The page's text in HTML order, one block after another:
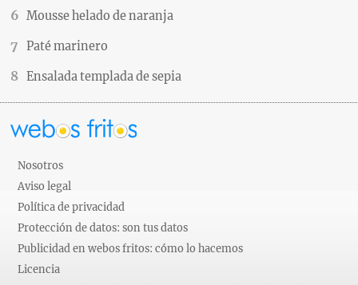
Mousse helado de naranja
Paté marinero
Ensalada templada de sepia
Nosotros
Aviso legal
Política de privacidad
Protección de datos: son tus datos
Publicidad en webos fritos: cómo lo hacemos
Licencia